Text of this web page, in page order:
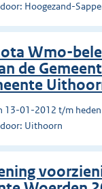
Hoogezand-
Wmo-
de
13-01-2012 t/m heden
Uithoorn